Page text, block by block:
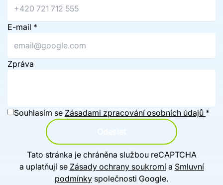
E-mail *
Zpráva
Souhlasím se Zásadami zpracování osobních údajů *
Tato stránka je chráněna službou reCAPTCHA
a uplatňují se Zásady ochrany soukromía Smluvní
podmínky společnosti Google.